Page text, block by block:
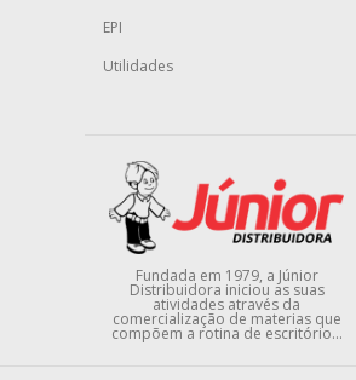
EPI
Utilidades
Fundada em 1979, a Júnior
Distribuidora iniciou as suas
atividades através da
comercialização de materias que
compõem a rotina de escritório...